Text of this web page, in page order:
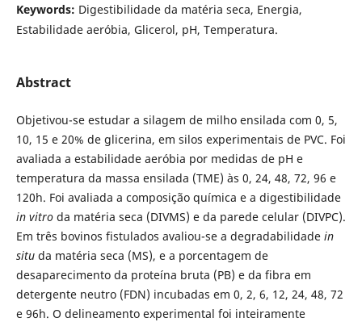
Keywords: Digestibilidade da matéria seca, Energia,
Estabilidade aeróbia, Glicerol, pH, Temperatura.
Abstract
Objetivou-se estudar a silagem de milho ensilada com 0, 5,
10, 15 e 20% de glicerina, em silos experimentais de PVC. Foi
avaliada a estabilidade aeróbia por medidas de pH e
temperatura da massa ensilada (TME) às 0, 24, 48, 72, 96 e
120h. Foi avaliada a composição química e a digestibilidade
in vitro da matéria seca (DIVMS) e da parede celular (DIVPC).
Em três bovinos fistulados avaliou-se a degradabilidade in
situ da matéria seca (MS), e a porcentagem de
desaparecimento da proteína bruta (PB) e da fibra em
detergente neutro (FDN) incubadas em 0, 2, 6, 12, 24, 48, 72
e 96h. O delineamento experimental foi inteiramente